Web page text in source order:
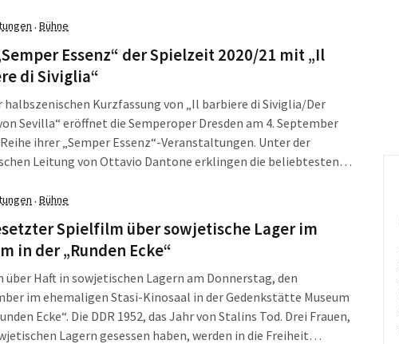
Aber wer erzählt von den anderen, denen, die gescheitert
in der Hall of Fame landeten? Er tut es jetzt im Namen von
Vergessenen.
· Bühne
Essenz“ der Spielzeit 2020/21 mit „Il
di Siviglia“
halbszenischen Kurzfassung von „Il barbiere di Siviglia/Der
Sevilla“ eröffnet die Semperoper Dresden am 4. September
Reihe ihrer „Semper Essenz“-Veranstaltungen. Unter der
Leitung von Ottavio Dantone erklingen die beliebtesten
von Björn Bürger in der Titelpartie des pfiffigen Bartscheres
Pucalkova als ebenso umschwärmte wie schelmische
· Bühne
Spielfilm über sowjetische Lager im
in der „Runden Ecke“
Haft in sowjetischen Lagern am Donnerstag, den
im ehemaligen Stasi-Kinosaal in der Gedenkstätte Museum
Ecke“. Die DDR 1952, das Jahr von Stalins Tod. Drei Frauen,
Lagern gesessen haben, werden in die Freiheit